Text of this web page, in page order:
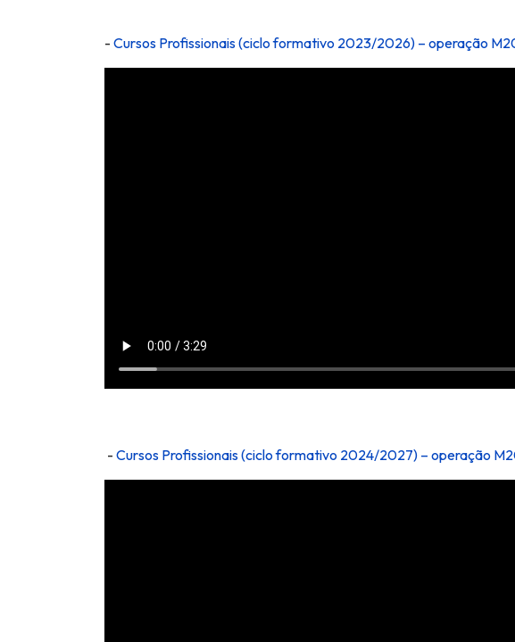
- Cursos Profissionais (ciclo formativo 2023/2026) – operação
- Cursos Profissionais (ciclo formativo 2024/2027) – operação